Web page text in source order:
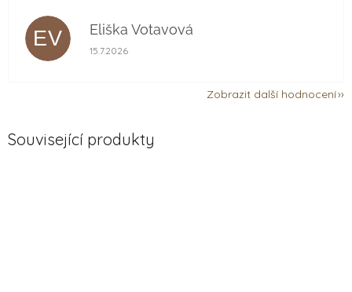
Související produkty
EV Eliška Votavová
Hodnocení obchodu je 5 z 5 hvězdiček.
15.7.2026
Zobrazit další hodnocení